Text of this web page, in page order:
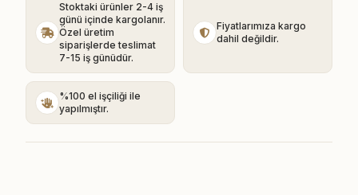
Stoktaki ürünler 2-4 iş
günü içinde kargolanır.
Özel üretim
siparişlerde teslimat
7-15 iş günüdür.
Fiyatlarımıza kargo
dahil değildir.
%100 el işçiliği ile
yapılmıştır.